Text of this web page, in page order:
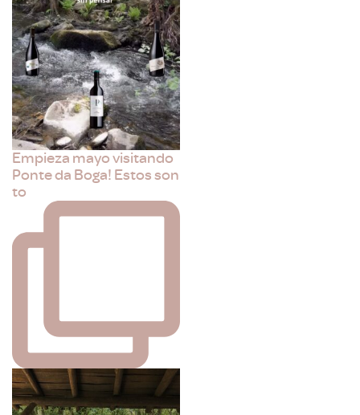
Empieza mayo visitando
Ponte da Boga! Estos son
to